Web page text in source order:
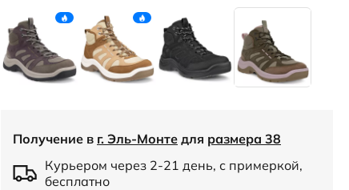
Получение в г. Эль-Монте для размера 38
Курьером через 2-21 день, с примеркой,
бесплатно